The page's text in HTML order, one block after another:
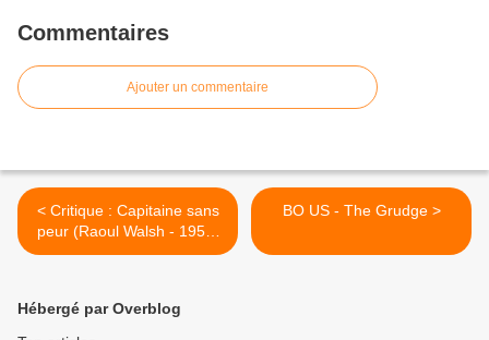
Commentaires
Ajouter un commentaire
< Critique : Capitaine sans
peur (Raoul Walsh - 1951)
*****
BO US - The Grudge >
Hébergé par Overblog